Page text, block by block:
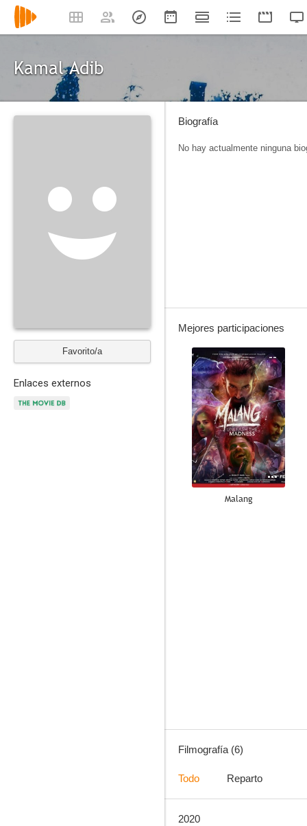
Kamal Adib
Favorito/a
Enlaces externos
Biografía
No hay actualmente ninguna
Mejores participaciones
--
Malang
Filmografía (6)
Todo Reparto
2020